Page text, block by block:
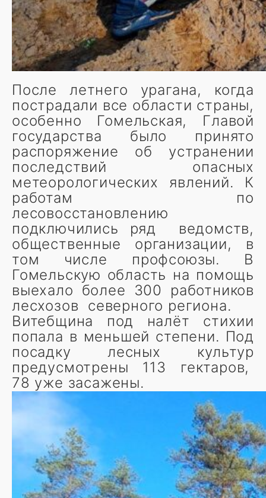
После летнего урагана, когда
пострадали все области страны,
особенно Гомельская, Главой
государства было принято
распоряжение об устранении
последствий опасных
метеорологических явлений. К
работам по
лесовосстановлению
подключились ряд ведомств,
общественные организации, в
том числе профсоюзы. В
Гомельскую область на помощь
выехало более 300 работников
лесхозов северного региона.
Витебщина под налёт стихии
попала в меньшей степени. Под
посадку лесных культур
предусмотрены 113 гектаров,
78 уже засажены.